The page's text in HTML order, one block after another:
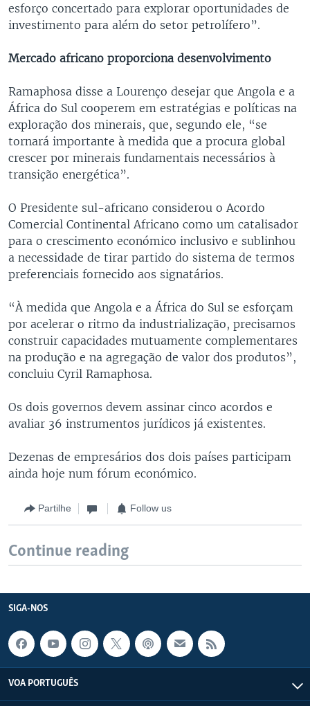
esforço concertado para explorar oportunidades de
investimento para além do setor petrolífero”.
Mercado africano proporciona desenvolvimento
Ramaphosa disse a Lourenço desejar que Angola e a
África do Sul cooperem em estratégias e políticas na
exploração dos minerais, que, segundo ele, “se
tornará importante à medida que a procura global
crescer por minerais fundamentais necessários à
transição energética”.
O Presidente sul-africano considerou o Acordo
Comercial Continental Africano como um catalisador
para o crescimento económico inclusivo e sublinhou
a necessidade de tirar partido do sistema de termos
preferenciais fornecido aos signatários.
“À medida que Angola e a África do Sul se esforçam
por acelerar o ritmo da industrialização, precisamos
construir capacidades mutuamente complementares
na produção e na agregação de valor dos produtos”,
concluiu Cyril Ramaphosa.
Os dois governos devem assinar cinco acordos e
avaliar 36 instrumentos jurídicos já existentes.
Dezenas de empresários dos dois países participam
ainda hoje num fórum económico.
Partilhe Follow us
Continue reading
SIGA-NOS
VOA PORTUGUÊS